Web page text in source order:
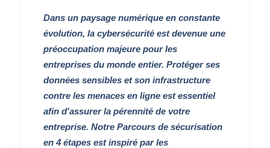
Dans un paysage numérique en constante
évolution, la cybersécurité est devenue une
préoccupation majeure pour les
entreprises du monde entier. Protéger ses
données sensibles et son infrastructure
contre les menaces en ligne est essentiel
afin d'assurer la pérennité de votre
entreprise. Notre Parcours de sécurisation
en 4 étapes est inspiré par les